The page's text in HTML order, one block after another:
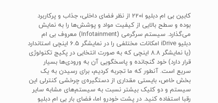
کابین بی ام دبلیو 220i از نظر فضای داخلی، جذاب و پرکاربرد
بوده و سطح بالایی از کیفیت مواد و پوشش‌ها را به نمایش
می‌گذارد. سیستم سرگرمی (Infotainment) معروف بی ام
دبلیو iDrive امکانات مختلفی را در نمایشگر 6.5 اینچی استاندارد
(یا نمایشگر 8.8 اینچی که به صورت انتخابی در پکیج تکنولوژی
قرار دارد) خود گنجانده و پاسخگویی آن به ورودی‌ها بسیار
سریع است. آنطور که ما تجربه کردیم، برای رسیدن به یک
بخش خاص، بایستی مقداری از دستگیره‌ی چرخشی کنترلی این
سیستم و دو کلیک بیشتر نسبت به سیستم‌های مشابه سایر
رقبا استفاده کنید. در پشت خودرو اما، فضای بار بی ام دبلیو